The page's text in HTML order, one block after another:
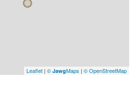
Leaflet | © JawgMaps | © OpenStreetMap